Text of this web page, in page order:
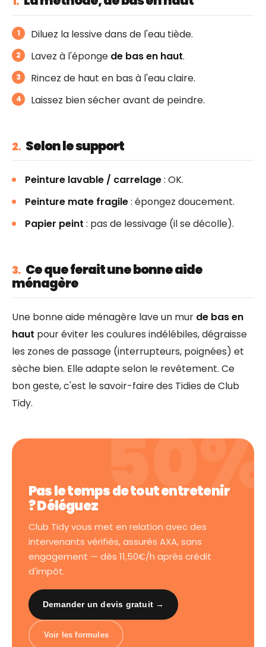
Diluez la lessive dans de l'eau tiède.
Lavez à l'éponge de bas en haut.
Rincez de haut en bas à l'eau claire.
Laissez bien sécher avant de peindre.
2. Selon le support
Peinture lavable / carrelage: OK.
Peinture mate fragile: épongez doucement.
Papier peint : pas de lessivage (il se décolle).
3. Ce que ferait une bonne aide
ménagère
Une bonne aide ménagère lave un mur de bas en
haut pour éviter les coulures indélébiles, dégraisse
les zones de passage (interrupteurs, poignées) et
sèche bien. Elle adapte selon le revêtement. Ce
bon geste, c'est le savoir-faire des Tidies de Club
Tidy.
Pas le temps de tout entretenir
? Déléguez
Club Tidy vous met en relation avec des
intervenants vérifiés, assurés AXA, sans
engagement — dès 11,50€/h après crédit
d'impôt.
Demander un devis gratuit →
Voir les formules